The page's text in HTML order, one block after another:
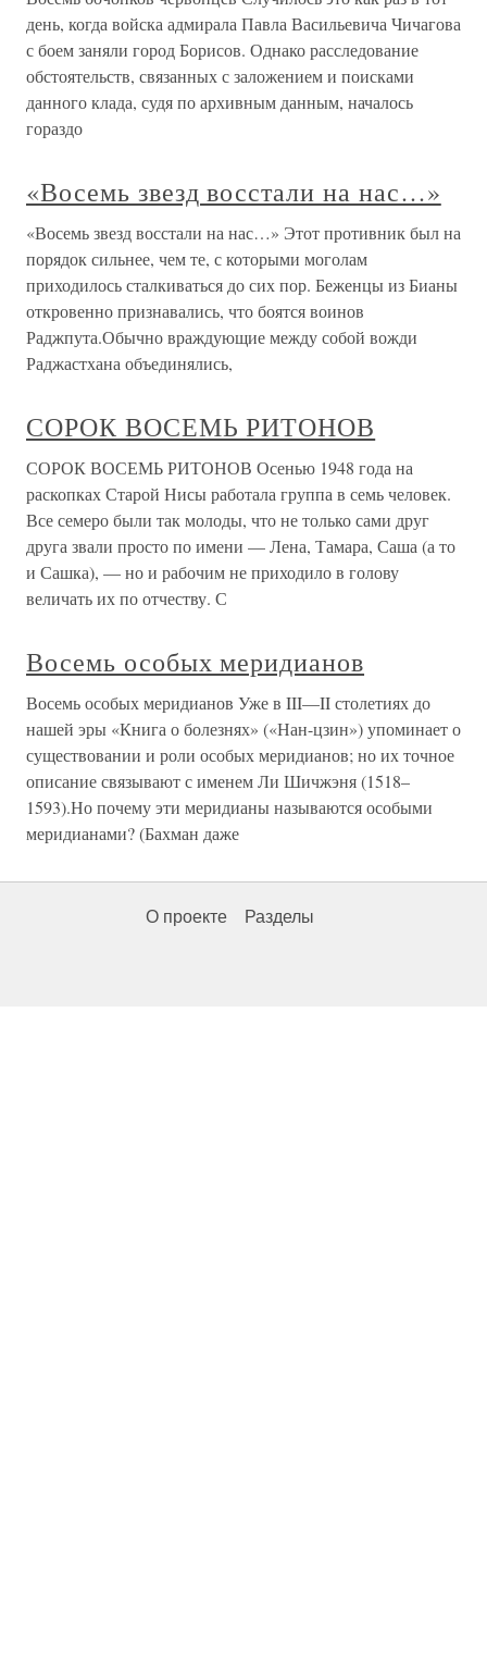
день, когда войска адмирала Павла Васильевича Чичагова
с боем заняли город Борисов. Однако расследование
обстоятельств, связанных с заложением и поисками
данного клада, судя по архивным данным, началось
гораздо
«Восемь звезд восстали на нас…»
«Восемь звезд восстали на нас…» Этот противник был на
порядок сильнее, чем те, с которыми моголам
приходилось сталкиваться до сих пор. Беженцы из Бианы
откровенно признавались, что боятся воинов
Раджпута.Обычно враждующие между собой вожди
Раджастхана объединялись,
СОРОК ВОСЕМЬ РИТОНОВ
СОРОК ВОСЕМЬ РИТОНОВ Осенью 1948 года на
раскопках Старой Нисы работала группа в семь человек.
Все семеро были так молоды, что не только сами друг
друга звали просто по имени — Лена, Тамара, Саша (а то
и Сашка), — но и рабочим не приходило в голову
величать их по отчеству. С
Восемь особых меридианов
Восемь особых меридианов Уже в III—II столетиях до
нашей эры «Книга о болезнях» («Нан-цзин») упоминает о
существовании и роли особых меридианов; но их точное
описание связывают с именем Ли Шичжэня (1518–
1593).Но почему эти меридианы называются особыми
меридианами? (Бахман даже
О проекте Разделы